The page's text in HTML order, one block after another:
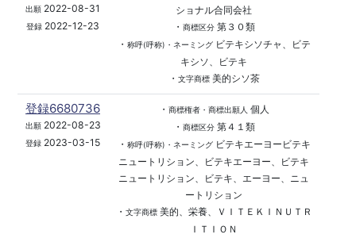
出願 2022-08-31
登録 2022-12-23
ショナル合同会社
・ 商標区分第３０類
・ 称呼(呼称)・ネーミングビテキシソチャ、ビテ
キシソ、ビテキ
・ 文字商標美的シソ茶
登録6680736
出願2022-08-23
登録 2023-03-15
・ 商標権者・商標出願人 個人
・ 商標区分第４１類
・ 称呼(呼称)・ネーミングビテキエーヨービテキ
ニュートリション、ビテキエーヨー、ビテキ
ニュートリション、ビテキ、エーヨー、ニュ
ートリション
・ 文字商標美的、栄養、ＶＩＴＥＫＩＮＵＴＲ
ＩＴＩＯＮ